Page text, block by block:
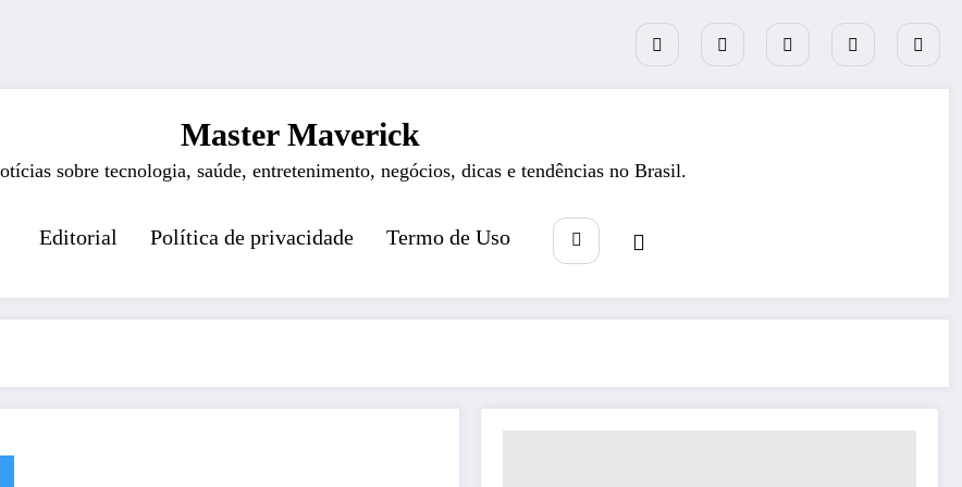
Master Maverick
sobre tecnologia, saúde, entretenimento, negócios, dicas e tendências no Brasil.
Editorial Política de privacidade Termo de Uso